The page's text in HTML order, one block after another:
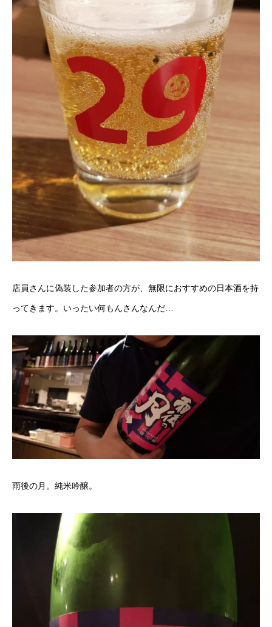
店員さんに偽装した参加者の方が、無限におすすめの日本酒を持
ってきます。いったい何もんさんなんだ…
雨後の月。純米吟醸。